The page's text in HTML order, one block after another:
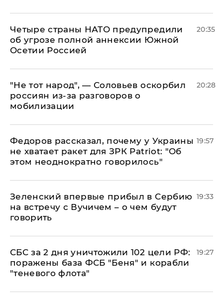
Четыре страны НАТО предупредили
об угрозе полной аннексии Южной
Осетии Россией
20:35
​"Не тот народ", — Соловьев оскорбил
россиян из-за разговоров о
мобилизации
20:28
Федоров рассказал, почему у Украины
не хватает ракет для ЗРК Patriot: "Об
этом неоднократно говорилось"
19:57
Зеленский впервые прибыл в Сербию
на встречу с Вучичем – о чем будут
говорить
19:33
СБС за 2 дня уничтожили 102 цели РФ:
поражены база ФСБ "Беня" и корабли
"теневого флота"
19:27